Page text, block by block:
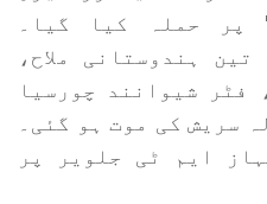
پر حملہ کیا گیا۔
ہندوستانی ملاح،
فٹر شیوانند چورسیا
سریش کی موت ہو گئی۔
ایم ٹی جلویر پر